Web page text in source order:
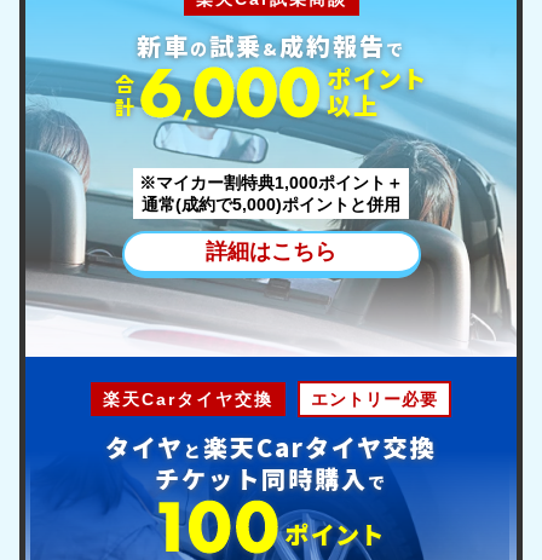
新車の試乗&成約報告で
合
計
ポイント
以上
※マイカー割特典1,000ポイント＋
通常(成約で5,000)ポイントと併用
詳細はこちら
楽天Carタイヤ交換 エントリー必要
タイヤ と 楽天Carタイヤ交換
チケット同時購入で
ポイント